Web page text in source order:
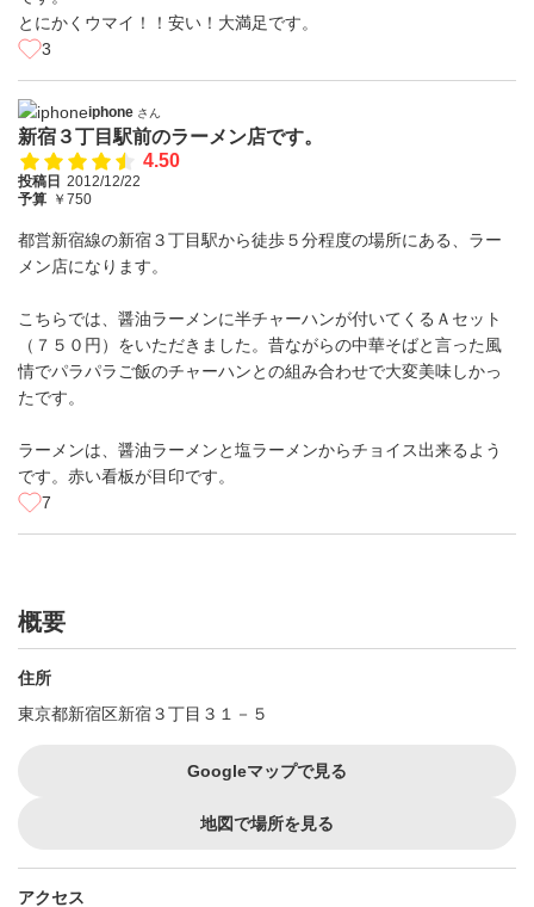
とにかくウマイ！！安い！大満足です。
3
iphone さん
新宿３丁目駅前のラーメン店です。
4.50
投稿日 2012/12/22
予算 ￥750
都営新宿線の新宿３丁目駅から徒歩５分程度の場所にある、ラー
メン店になります。
こちらでは、醤油ラーメンに半チャーハンが付いてくるＡセット
（７５０円）をいただきました。昔ながらの中華そばと言った風
情でパラパラご飯のチャーハンとの組み合わせで大変美味しかっ
たです。
ラーメンは、醤油ラーメンと塩ラーメンからチョイス出来るよう
です。赤い看板が目印です。
7
概要
住所
東京都新宿区新宿３丁目３１－５
Googleマップで見る
地図で場所を見る
アクセス